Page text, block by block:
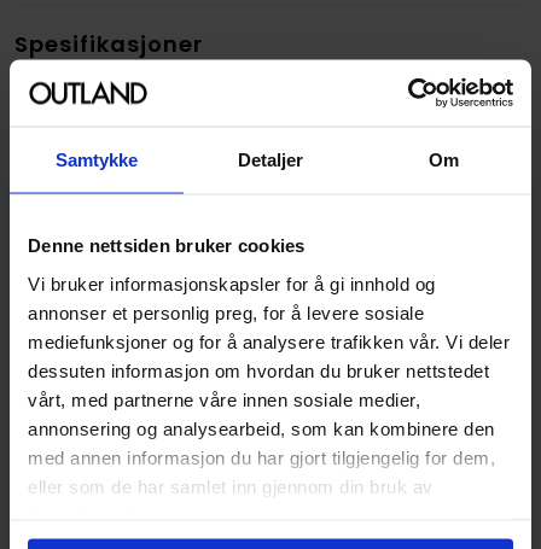
Samtykke Detaljer Om
Denne nettsiden bruker cookies
Vi bruker informasjonskapsler for å gi innhold og
annonser et personlig preg, for å levere sosiale
mediefunksjoner og for å analysere trafikken vår. Vi deler
dessuten informasjon om hvordan du bruker nettstedet
vårt, med partnerne våre innen sosiale medier,
annonsering og analysearbeid, som kan kombinere den
med annen informasjon du har gjort tilgjengelig for dem,
eller som de har samlet inn gjennom din bruk av
Spesifikasjoner
Varenummer
Thomas ogStan Lee
Sjanger
Superhelt
Antall Sider
416
Utgiver
Marvel Comics
Lanseringsdato
(dd.mm.yyyy)
24.01.2017
Volum
2